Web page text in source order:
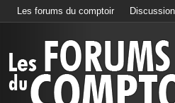
Les forums du comptoir